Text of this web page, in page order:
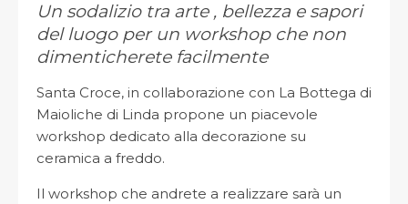
Un sodalizio tra arte , bellezza e sapori
del luogo per un workshop che non
dimenticherete facilmente
Santa Croce, in collaborazione con La Bottega di
Maioliche di Linda propone un piacevole
workshop dedicato alla decorazione su
ceramica a freddo.
Il workshop che andrete a realizzare sarà un